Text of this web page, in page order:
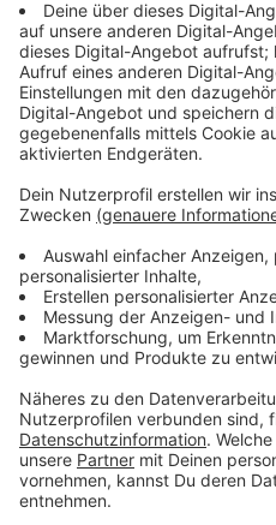
Anzeige
Wir
Zustimmung,
Video-
Drittanbieters,
einzubetten.
Daten zu
sammeln.
Nutzung des
Video
Mehr
Können Vampire ein